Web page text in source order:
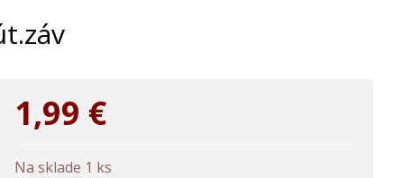
1,99 €
Na sklade 1 ks